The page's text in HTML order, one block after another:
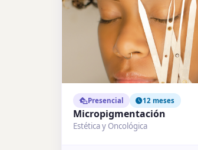
Presencial 12 meses
Micropigmentación
Estética y Oncológica